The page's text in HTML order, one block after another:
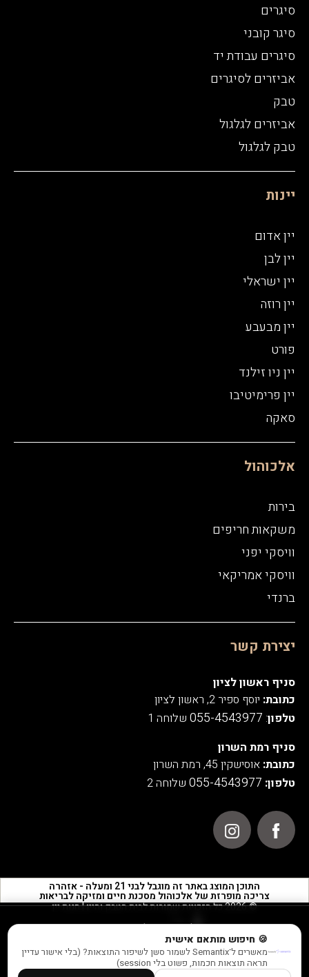
התוכן המוצג באתר זה מוגבל לבני 21 ומעלה - אזהרה
צריכה מופרזת של אלכוהול מסכנת חיים ומזיקה לבריאות
סיגרים
סיגר קובני
סיגרים עבודת יד
אביזרים לסיגרים
טבק
אביזרים לגלגול
טבק לגלגול
יינות
יין אדום
יין לבן
יין ישראלי
יין רוזה
יין מבעבע
פורט
יין ניו זילנד
יין פרימיטיבו
סאקה
אלכוהול
בירות
משקאות חריפים
וויסקי יפני
וויסקי אמריקאי
ברנדי
יצירת קשר
סניף ראשון לציון
כתובת: יוסף ספיר 2, ראשון לציון
טלפון:
055-4543977 שלוחה 1
סניף רמת השרון
כתובת: אוסישקין 45, רמת השרון
טלפון: 055-4543977 שלוחה 2
© 2026 כל הזכויות שמורות לבית הטבק והיין | חנות יין
אנו משתמשים בעוגיות לצורך תפעול האתר, ניתוחים סטטיסטיים,
שיפור חוויית המשתמש והתוכן המוצג באתר.
למידע נוסף ראו במדיניות הפרטיות שלנו
🍪 חיפוש מותאם אישית
מאשרים ל־Semantix לשמור סשן לשיפור התוצאות? (בלי אישור עדיין
תראה תוצאות חכמות, פשוט בלי session)